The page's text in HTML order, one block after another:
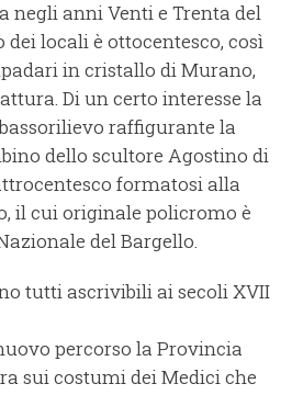
negli anni Venti e Trenta del
dei locali è ottocentesco, così
in cristallo di Murano,
Di un certo interesse la
raffigurante la
dello scultore Agostino di
formatosi alla
il cui originale policromo è
del Bargello.
tutti ascrivibili ai secoli XVII
percorso la Provincia
sui costumi dei Medici che